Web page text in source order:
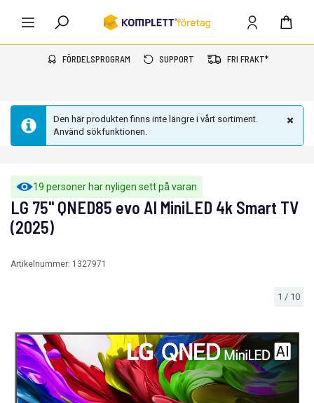
FÖRDELSPROGRAM SUPPORT FRI FRAKT*
Den här produkten finns inte längre i vårt sortiment.
Använd sökfunktionen.
19 personer har nyligen sett på varan
1 / 10
LG 75'' QNED85 evo AI MiniLED 4k Smart TV
(2025)
Artikelnummer: 1327971